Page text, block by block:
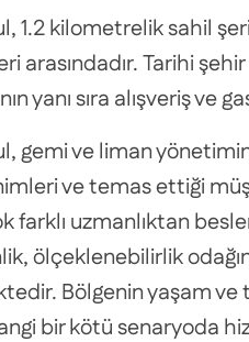
1.2 kilometrelik sahil
arasındadır. Tarihi
yanı sıra alışveriş
gemi ve liman
ve temas ettiği
farklı uzmanlıktan
ölçeklenebilirlik
Bölgenin yaşam
bir kötü senaryoda